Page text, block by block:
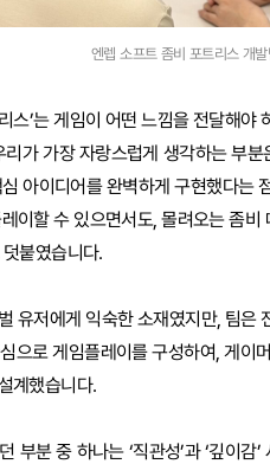
엔렙 소프트 좀비 포트리스 개
스’는 게임이 어떤 느낌을 전달해
가 가장 자랑스럽게 생각하는 부
아이디어를 완벽하게 구현했다는
이할 수 있으면서도, 몰려오는 좀
붙였습니다.
유저에게 익숙한 소재였지만, 팀
으로 게임플레이를 구성하여, 게
계했습니다.
부분 중 하나는 ‘직관성’과 ‘깊이